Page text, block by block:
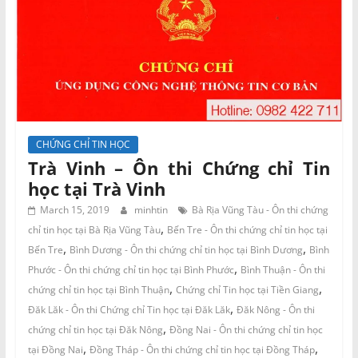
CHỨNG CHỈ TIN HỌC
Trà Vinh – Ôn thi Chứng chỉ Tin
học tại Trà Vinh
March 15, 2019 minhtin
Bà Rịa Vũng Tàu - Ôn thi chứng
chỉ tin học tại Bà Rịa Vũng Tàu, Bến Tre - Ôn thi chứng chỉ tin học tại
Bến Tre, Bình Dương - Ôn thi chứng chỉ tin học tại Bình Dương, Bình
Phước - Ôn thi chứng chỉ tin học tại Bình Phước, Bình Thuận - Ôn thi
chứng chỉ tin học tại Bình Thuận, Chứng chỉ Tin học tại Tiền Giang,
Đăk Lăk - Ôn thi Chứng chỉ Tin học tại Đăk Lăk, Đăk Nông - Ôn thi
chứng chỉ tin học tại Đăk Nông, Đồng Nai - Ôn thi chứng chỉ tin học
tại Đồng Nai, Đồng Tháp - Ôn thi chứng chỉ tin học tại Đồng Tháp,